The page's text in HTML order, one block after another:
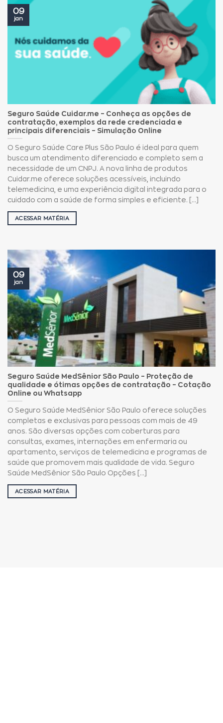
Seguro Saúde Cuidar.me – Conheça as opções de
contratação, exemplos da rede credenciada e
principais diferenciais – Simulação Online
O Seguro Saúde Care Plus São Paulo é ideal para quem
busca um atendimento diferenciado e completo sem a
necessidade de um CNPJ. A nova linha de produtos
Cuidar.me oferece soluções acessíveis, incluindo
telemedicina, e uma experiência digital integrada para o
cuidado com a saúde de forma simples e eficiente. [...]
ACESSAR MATÉRIA
09
jan
Seguro Saúde MedSênior São Paulo – Proteção de
qualidade e ótimas opções de contratação – Cotação
Online ou Whatsapp
O Seguro Saúde MedSênior São Paulo oferece soluções
completas e exclusivas para pessoas com mais de 49
anos. São diversas opções com coberturas para
consultas, exames, internações em enfermaria ou
apartamento, serviços de telemedicina e programas de
saúde que promovem mais qualidade de vida. Seguro
Saúde MedSênior São Paulo Opções [...]
ACESSAR MATÉRIA
09
jan